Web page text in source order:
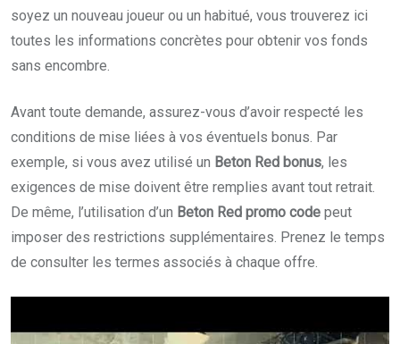
soyez un nouveau joueur ou un habitué, vous trouverez ici
toutes les informations concrètes pour obtenir vos fonds
sans encombre.
Avant toute demande, assurez-vous d’avoir respecté les
conditions de mise liées à vos éventuels bonus. Par
exemple, si vous avez utilisé un Beton Red bonus, les
exigences de mise doivent être remplies avant tout retrait.
De même, l’utilisation d’un Beton Red promo code peut
imposer des restrictions supplémentaires. Prenez le temps
de consulter les termes associés à chaque offre.